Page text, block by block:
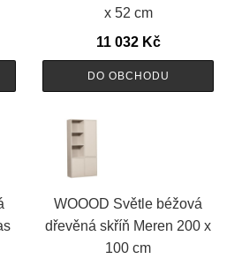
x 52 cm
11 032 Kč
DO OBCHODU
WOOOD Světle béžová
dřevěná skříň Meren 200 x
100 cm